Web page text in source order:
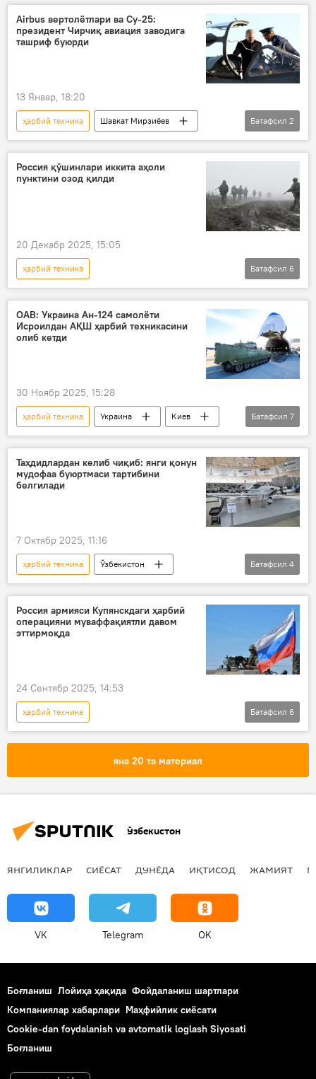
Россия
Донецк халқ республикаси (ДХР)
Airbus вертолётлари ва Су-25:
президент Чирчиқ авиация заводига
ташриф буюрди
13 Январ, 18:20
ҳарбий техника
Шавкат Мирзиёев
Қуролли Кучлар
самолёт
Батафсил 2
Россия қўшинлари иккита аҳоли
пунктини озод қилди
20 Декабр 2025, 15:05
ҳарбий техника
Россиянинг Донбассдаги махсус ҳарбий операцияси
Россия
Украина
Донецк халқ республикаси (ДХР)
Батафсил 6
ОАВ: Украина Ан-124 самолёти
Исроилдан АҚШ ҳарбий техникасини
олиб кетди
30 Ноябр 2025, 15:28
ҳарбий техника Украина
Киев
зенит-ракета комплекслари
Россиянинг Донбассдаги махсус ҳарбий операцияси
Ҳаво мудофаа тизими
АҚШ
Батафсил 7
Таҳдидлардан келиб чиқиб: янги қонун
мудофаа буюртмаси тартибини
белгилади
7 Октябр 2025, 11:16
ҳарбий техника
Ўзбекистон
янги қонун
қурол
Давлат бюджети
Сиёсат
Батафсил 4
Россия армияси Купянскдаги ҳарбий
операцияни муваффақиятли давом
эттирмоқда
24 Сентябр 2025, 14:53
ҳарбий техника
Россиянинг Донбассдаги махсус ҳарбий операцияси
ҳарбий
ҳарбий база
Батафсил 6
яна 20 та материал
Ўзбекистон
ЯНГИЛИКЛАР СИЁСАТ ДУНЁДА ИҚТИСОД ЖАМИЯТ
VK Telegram OK
Боғланиш Лойиҳа ҳақида Фойдаланиш шартлари
Компаниялар хабарлари Маҳфийлик сиёсати
Cookie-dan foydalanish va avtomatik loglash Siyosati
Боғланиш